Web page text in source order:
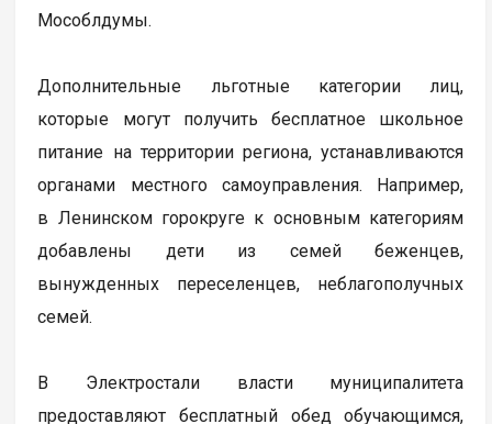
Мособлдумы.
Дополнительные льготные категории лиц,
которые могут получить бесплатное школьное
питание на территории региона, устанавливаются
органами местного самоуправления. Например,
в Ленинском горокруге к основным категориям
добавлены дети из семей беженцев,
вынужденных переселенцев, неблагополучных
семей.
В Электростали власти муниципалитета
предоставляют бесплатный обед обучающимся,